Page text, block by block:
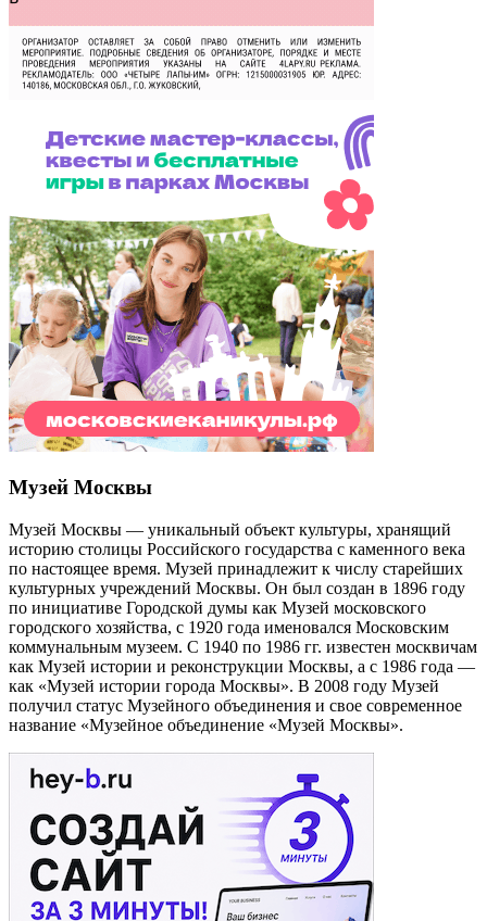
Музей Москвы
Музей Москвы — уникальный объект культуры, хранящий
историю столицы Российского государства с каменного века
по настоящее время. Музей принадлежит к числу старейших
культурных учреждений Москвы. Он был создан в 1896 году
по инициативе Городской думы как Музей московского
городского хозяйства, с 1920 года именовался Московским
коммунальным музеем. С 1940 по 1986 гг. известен москвичам
как Музей истории и реконструкции Москвы, а с 1986 года —
как «Музей истории города Москвы». В 2008 году Музей
получил статус Музейного объединения и свое современное
название «Музейное объединение «Музей Москвы».